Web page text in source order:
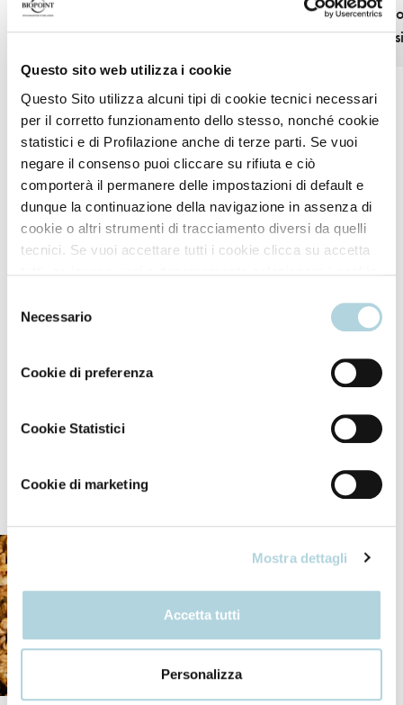
Questo sito web utilizza i cookie
Questo Sito utilizza alcuni tipi di cookie tecnici necessari
per il corretto funzionamento dello stesso, nonché cookie
statistici e di Profilazione anche di terze parti. Se vuoi
negare il consenso puoi cliccare su rifiuta e ciò
comporterà il permanere delle impostazioni di default e
dunque la continuazione della navigazione in assenza di
cookie o altri strumenti di tracciamento diversi da quelli
tecnici. Se vuoi accettare tutti i cookie clicca su accetta
più consulta la
delNecessario
Cookie di preferenza
Cookie Statistici
Cookie di marketing
Mostra dettagli
Accetta tutti
Personalizza
Light, colourless and stain-
resistant texture
All-over
even the most
How to use
evenly before sun exposure and reapply frequently,
particularly after bathing and using towels. Avoid
excessive sun exposure, especially during the hottest
hours of the day. Keep babies and young children out
Our ingredients